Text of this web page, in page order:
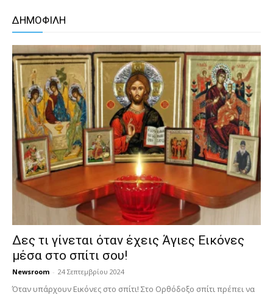
ΔΗΜΟΦΙΛΗ
Δες τι γίνεται όταν έχεις Άγιες Εικόνες
μέσα στο σπίτι σου!
Newsroom - 24 Σεπτεμβρίου 2024
Όταν υπάρχουν Εικόνες στο σπίτι! Στο Ορθόδοξο σπίτι πρέπει να